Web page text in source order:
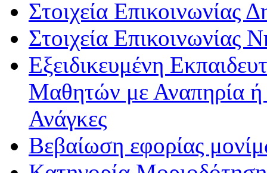
Στοιχεία Επικοινωνίας
Στοιχεία Επικοινωνίας
Εξειδικευμένη
Μαθητών με Αναπηρία ή /
Ανάγκες
Βεβαίωση εφορίας